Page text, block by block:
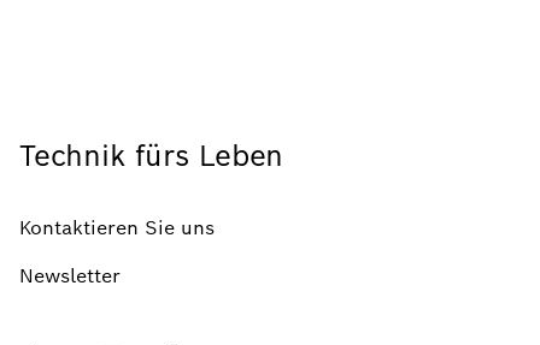
Technik fürs Leben
Kontaktieren Sie uns
Newsletter